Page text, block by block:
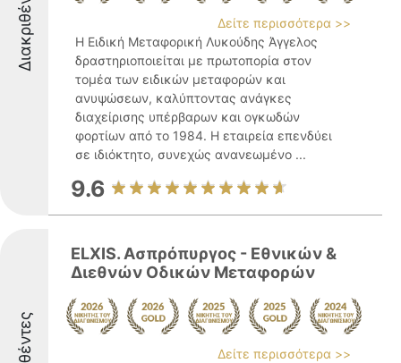
Διακριθέντες
Δείτε περισσότερα >>
Η Ειδική Μεταφορική Λυκούδης Άγγελος
δραστηριοποιείται με πρωτοπορία στον
τομέα των ειδικών μεταφορών και
ανυψώσεων, καλύπτοντας ανάγκες
διαχείρισης υπέρβαρων και ογκωδών
φορτίων από το 1984. Η εταιρεία επενδύει
σε ιδιόκτητο, συνεχώς ανανεωμένο ...
9.6
ELXIS. Ασπρόπυργος - Εθνικών &
Διεθνών Οδικών Μεταφορών
Δείτε περισσότερα >>